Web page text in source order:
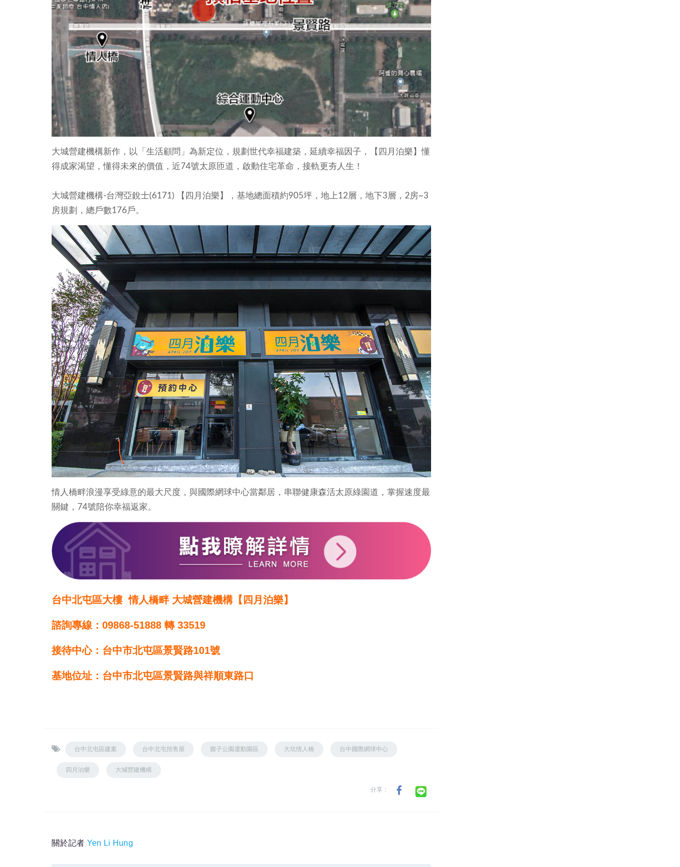
大城營建機構新作，以「生活顧問」為新定位，規劃世代幸福建築，延續幸福因子，【四月泊樂】懂
得成家渴望，懂得未來的價值，近74號太原匝道，啟動住宅革命，接軌更夯人生！
大城營建機構-台灣亞銳士(6171) 【四月泊樂】，基地總面積約905坪，地上12層，地下3層，2房~3
房規劃，總戶數176戶。
情人橋畔浪漫享受綠意的最大尺度，與國際網球中心當鄰居，串聯健康森活太原綠園道，掌握速度最
關鍵，74號陪你幸福返家。
台中北屯區大樓 情人橋畔 大城營建機構【四月泊樂】
諮詢專線：09868-51888 轉 33519
接待中心：台中市北屯區景賢路101號
基地位址：台中市北屯區景賢路與祥順東路口
台中北屯區建案 台中北屯預售屋 廍子公園運動園區 大坑情人橋 台中國際網球中心
四月泊樂 大城營建機構
分享：
關於記者 Yen Li Hung